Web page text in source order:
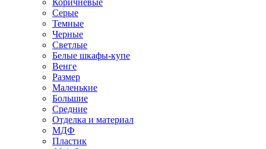
Коричневые
Серые
Темные
Черные
Светлые
Белые шкафы-купе
Венге
Размер
Маленькие
Большие
Средние
Отделка и материал
МДФ
Пластик